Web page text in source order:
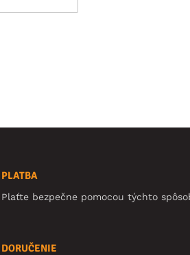
PLATBA
Plaťte bezpečne pomocou týchto
DORUČENIE